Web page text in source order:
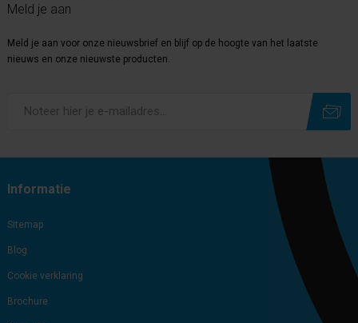
Meld je aan
Meld je aan voor onze nieuwsbrief en blijf op de hoogte van het laatste
nieuws en onze nieuwste producten.
Informatie
Sitemap
Blog
Cookie verklaring
Brochure